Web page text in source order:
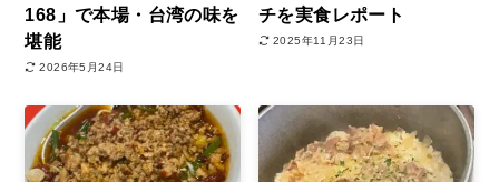
168」で本場・台湾の味を
堪能
2026年5月24日
チを実食レポート
2025年11月23日